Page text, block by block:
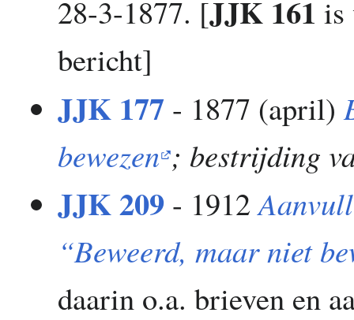
28-3-1877. [JJK 161 is
bericht]
JJK 177 - 1877 (april)
bewezen ; bestrijding
JJK 209 - 1912
“Beweerd, maar niet
daarin o.a. brieven en